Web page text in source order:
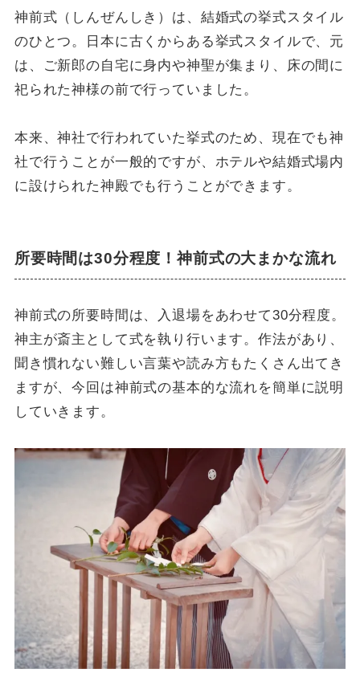
神前式（しんぜんしき）は、結婚式の挙式スタイル
のひとつ。日本に古くからある挙式スタイルで、元
は、ご新郎の自宅に身内や神聖が集まり、床の間に
祀られた神様の前で行っていました。
本来、神社で行われていた挙式のため、現在でも神
社で行うことが一般的ですが、ホテルや結婚式場内
に設けられた神殿でも行うことができます。
所要時間は30分程度！神前式の大まかな流れ
神前式の所要時間は、入退場をあわせて30分程度。
神主が斎主として式を執り行います。作法があり、
聞き慣れない難しい言葉や読み方もたくさん出てき
ますが、今回は神前式の基本的な流れを簡単に説明
していきます。